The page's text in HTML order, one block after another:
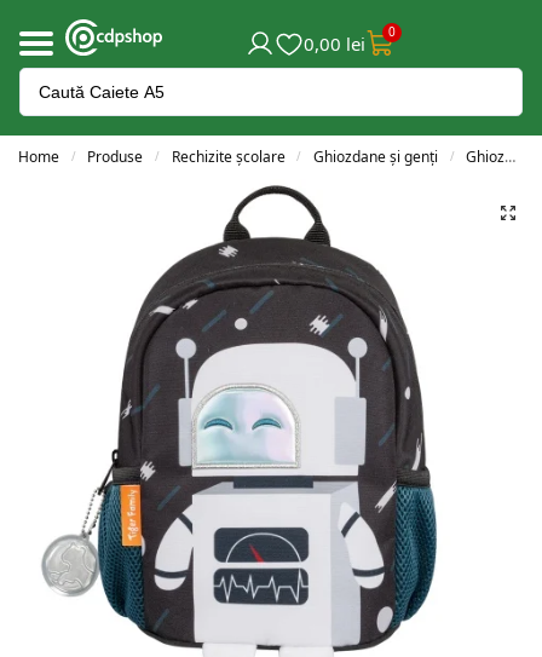
0,00 lei 0
Home / Produse / Rechizite școlare / Ghiozdane și genți / Ghiozdane grădiniță